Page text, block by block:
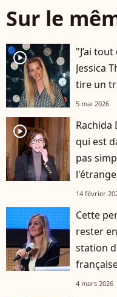
Sur le
player2
"J’ai
Jessica
tire un
5 mai 2026
player2
qui est
pas
14 février
Cette
rester
station
4 mars 2026